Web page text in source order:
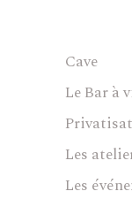
Cave
Le Bar à
Les
Les